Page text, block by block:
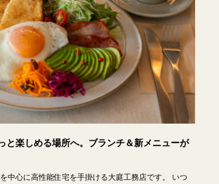
と楽しめる場所へ。ブランチ＆新メニューが
中心に高性能住宅を手掛ける大庭工務店です。 いつ